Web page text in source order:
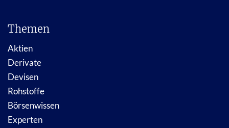
Themen
Aktien
Derivate
Devisen
Rohstoffe
Börsenwissen
Experten